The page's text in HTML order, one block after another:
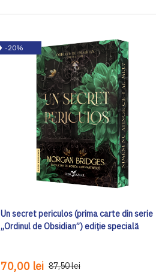
-20%
Un secret periculos (prima carte din serie
„Ordinul de Obsidian”) ediţie specială
70,00 lei 87,50 lei